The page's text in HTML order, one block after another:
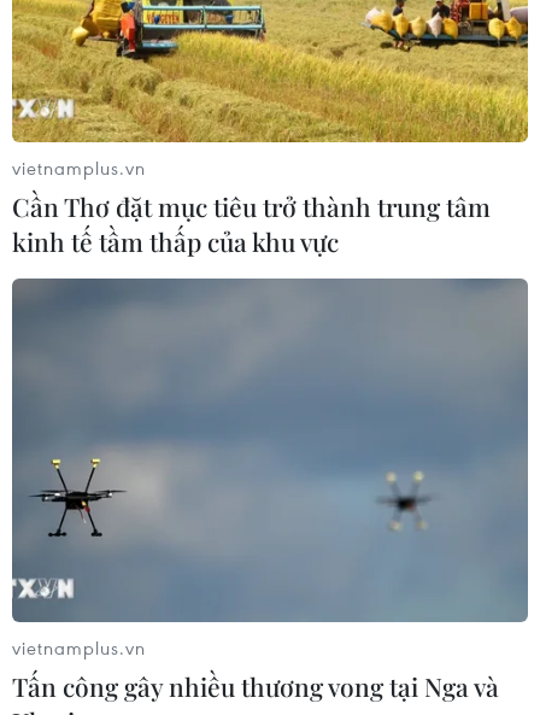
Theo dõi VietnamPlus
Ông Trần Văn Sơn đã được bầu làm Bí thư
vietnamplus.vn
Cần Thơ đặt mục tiêu trở thành trung tâm
kinh tế tầm thấp của khu vực
vietnamplus.vn
Tấn công gây nhiều thương vong tại Nga và